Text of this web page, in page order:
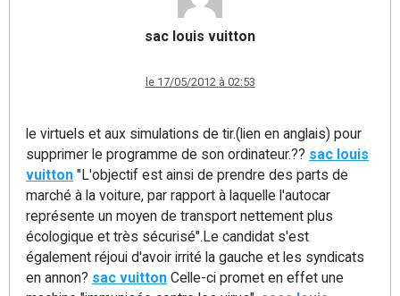
sac louis vuitton
le 17/05/2012 à 02:53
le virtuels et aux simulations de tir.(lien en anglais) pour
supprimer le programme de son ordinateur.?? sac louis
vuitton "L'objectif est ainsi de prendre des parts de
marché à la voiture, par rapport à laquelle l'autocar
représente un moyen de transport nettement plus
écologique et très sécurisé".Le candidat s'est
également réjoui d'avoir irrité la gauche et les syndicats
en annon? sac vuitton Celle-ci promet en effet une